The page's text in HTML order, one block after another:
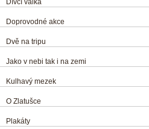
Doprovodné akce
Dvě na tripu
Jako v nebi tak i na zemi
Kulhavý mezek
O Zlatušce
Plakáty